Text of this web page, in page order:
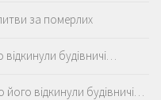
за померлих
будівничі…
його відкинули будівничі…